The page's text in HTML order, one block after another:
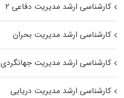
کارشناسی ارشد مدیریت دفاعی ۲
کارشناسی ارشد مدیریت بحران
کارشناسی ارشد مدیریت جهانگردی
کارشناسی ارشد مدیریت دریایی